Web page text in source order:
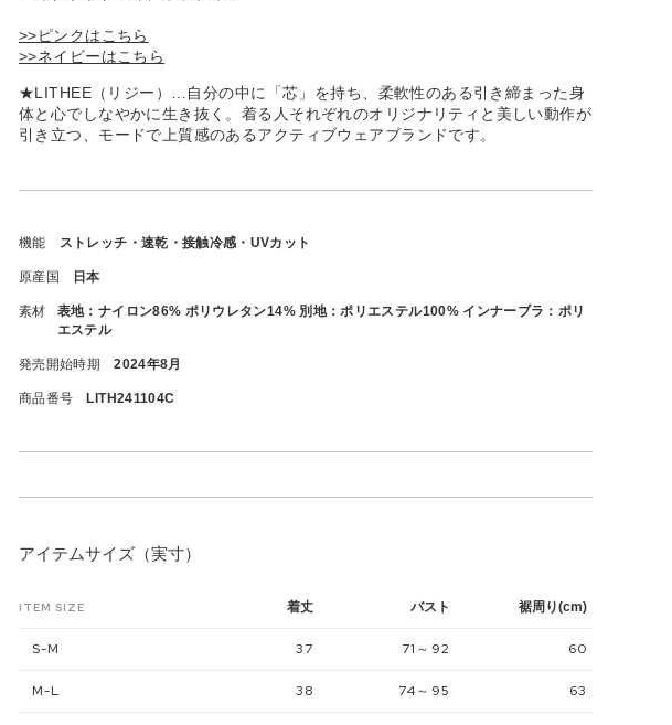
>>ピンクはこちら
>>ネイビーはこちら
★LITHEE（リジー）…自分の中に「芯」を持ち、柔軟性のある引き締まった身
体と心でしなやかに生き抜く。着る人それぞれのオリジナリティと美しい動作が
引き立つ、モードで上質感のあるアクティブウェアブランドです。
機能 ストレッチ・速乾・接触冷感・UVカット
原産国 日本
素材
表地：ナイロン86% ポリウレタン14% 別地：ポリエステル100% インナーブラ：ポリ
エステル
発売開始時期 2024年8月
商品番号 LITH241104C
アイテムサイズ（実寸）
ITEM SIZE 着丈 バスト 裾周り(cm)
S-M 37 71～92 60
M-L 38 74～95 63